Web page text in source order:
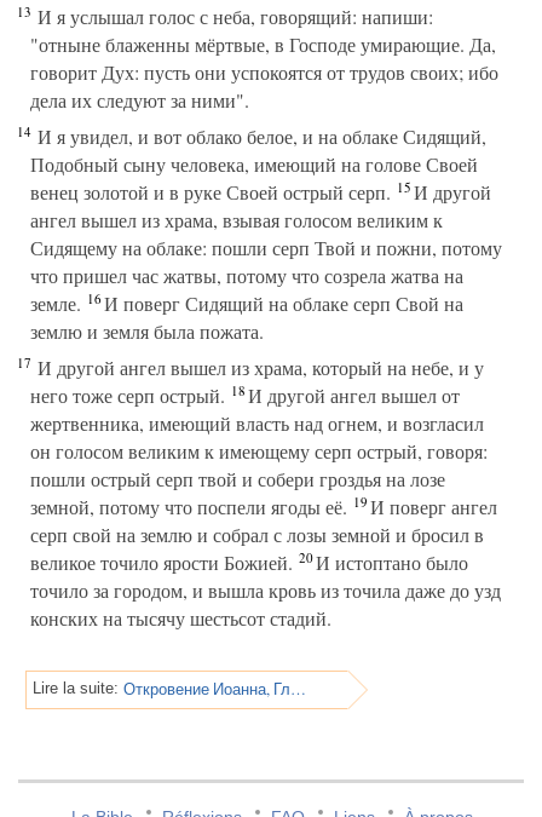
13 И я услышал голос с неба, говорящий: напиши:
"отныне блаженны мёртвые, в Господе умирающие. Да,
говорит Дух: пусть они успокоятся от трудов своих; ибо
дела их следуют за ними".
14 И я увидел, и вот облако белое, и на облаке Сидящий,
Подобный сыну человека, имеющий на голове Своей
венец золотой и в руке Своей острый серп. 15И другой
ангел вышел из храма, взывая голосом великим к
Сидящему на облаке: пошли серп Твой и пожни, потому
что пришел час жатвы, потому что созрела жатва на
земле. 16И поверг Сидящий на облаке серп Свой на
землю и земля была пожата.
17 И другой ангел вышел из храма, который на небе, и у
него тоже серп острый. 18И другой ангел вышел от
жертвенника, имеющий власть над огнем, и возгласил
он голосом великим к имеющему серп острый, говоря:
пошли острый серп твой и собери гроздья на лозе
земной, потому что поспели ягоды её. 19И поверг ангел
серп свой на землю и собрал с лозы земной и бросил в
великое точило ярости Божией. 20И истоптано было
точило за городом, и вышла кровь из точила даже до узд
конских на тысячу шестьсот стадий.
Lire la suite: Откровение Иоанна, Глава 15